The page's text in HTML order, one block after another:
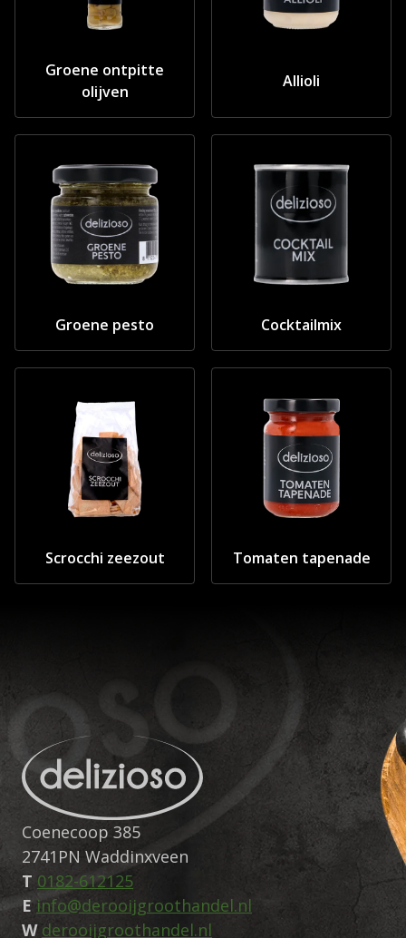
Groene ontpitte
olijven
Allioli
Groene pesto Cocktailmix
Scrocchi zeezout Tomaten tapenade
Coenecoop 385
2741PN Waddinxveen
T 0182-612125
Einfo@derooijgroothandel.nl
W derooijgroothandel.nl